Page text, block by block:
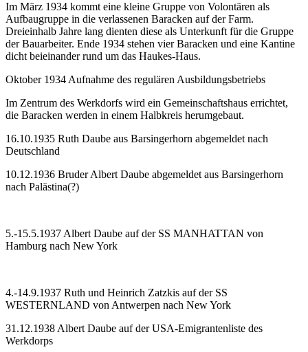
Im März 1934 kommt eine kleine Gruppe von Volontären als
Aufbaugruppe in die verlassenen Baracken auf der Farm.
Dreieinhalb Jahre lang dienten diese als Unterkunft für die Gruppe
der Bauarbeiter. Ende 1934 stehen vier Baracken und eine Kantine
dicht beieinander rund um das Haukes-Haus.
Oktober 1934 Aufnahme des regulären Ausbildungsbetriebs
Im Zentrum des Werkdorfs wird ein Gemeinschaftshaus errichtet,
die Baracken werden in einem Halbkreis herumgebaut.
16.10.1935 Ruth Daube aus Barsingerhorn abgemeldet nach
Deutschland
10.12.1936 Bruder Albert Daube abgemeldet aus Barsingerhorn
nach Palästina(?)
5.-15.5.1937 Albert Daube auf der SS MANHATTAN von
Hamburg nach New York
4.-14.9.1937 Ruth und Heinrich Zatzkis auf der SS
WESTERNLAND von Antwerpen nach New York
31.12.1938 Albert Daube auf der USA-Emigrantenliste des
Werkdorps